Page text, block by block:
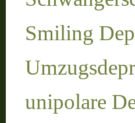
Smiling
unipolare